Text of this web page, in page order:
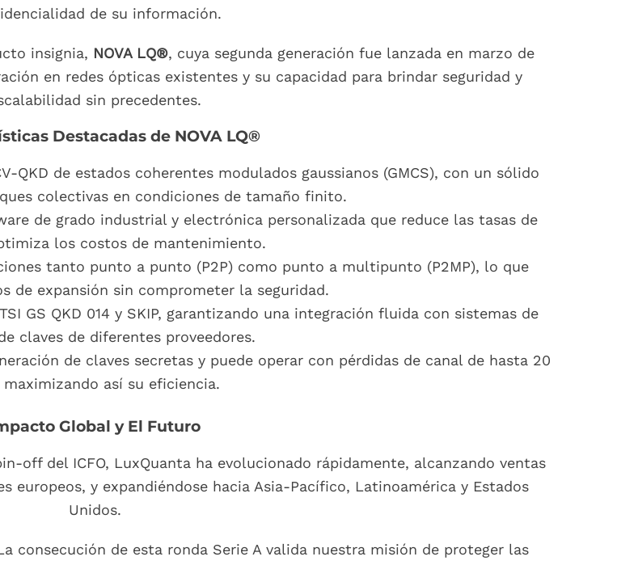
de su información.
insignia, NOVA LQ®, cuya segunda generación fue lanzada en marzo de
en redes ópticas existentes y su capacidad para brindar seguridad y
sin precedentes.
Destacadas de NOVA LQ®
QKD de estados coherentes modulados gaussianos (GMCS), con un sólido
colectivas en condiciones de tamaño finito.
de grado industrial y electrónica personalizada que reduce las tasas de
los costos de mantenimiento.
tanto punto a punto (P2P) como punto a multipunto (P2MP), lo que
de expansión sin comprometer la seguridad.
GS QKD 014 y SKIP, garantizando una integración fluida con sistemas de
claves de diferentes proveedores.
de claves secretas y puede operar con pérdidas de canal de hasta 20
maximizando así su eficiencia.
Global y El Futuro
off del ICFO, LuxQuanta ha evolucionado rápidamente, alcanzando ventas
europeos, y expandiéndose hacia Asia-Pacífico, Latinoamérica y Estados
Unidos.
consecución de esta ronda Serie A valida nuestra misión de proteger las